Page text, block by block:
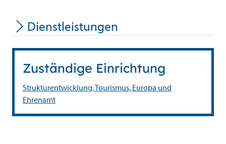
Dienstleistungen
Zuständige Einrichtung
Strukturentwicklung, Tourismus, Europa und
Ehrenamt